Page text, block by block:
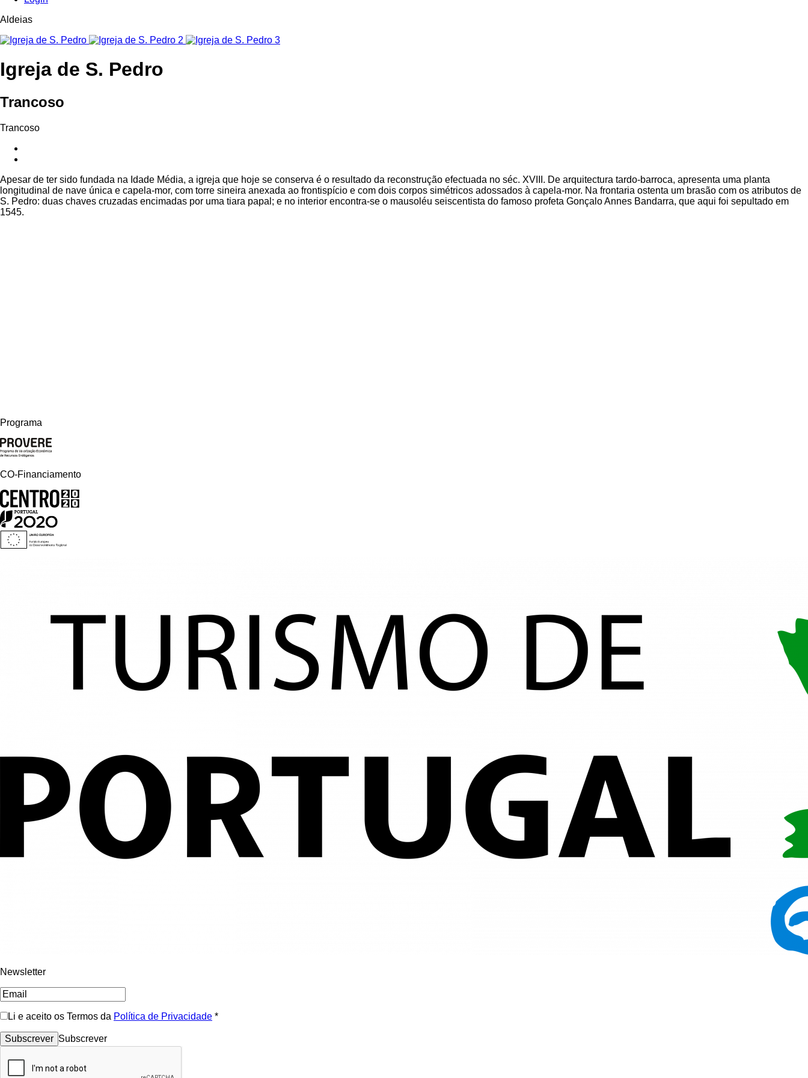
Aldeias
Igreja de S. Pedro
Trancoso
Trancoso
Apesar de ter sido fundada na Idade Média, a igreja que hoje se conserva é o resultado da reconstrução efectuada no séc. XVIII. De arquitectura tardo-barroca, apresenta uma planta
longitudinal de nave única e capela-mor, com torre sineira anexada ao frontispício e com dois corpos simétricos adossados à capela-mor. Na frontaria ostenta um brasão com os atributos de
S. Pedro: duas chaves cruzadas encimadas por uma tiara papal; e no interior encontra-se o mausoléu seiscentista do famoso profeta Gonçalo Annes Bandarra, que aqui foi sepultado em
1545.
Programa
CO-Financiamento
Newsletter
Li e aceito os Termos da Política de Privacidade *
Subscrever